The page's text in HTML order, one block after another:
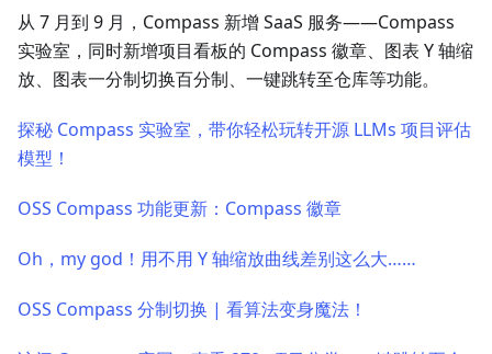
从 7 月到 9 月，Compass 新增 SaaS 服务——Compass
实验室，同时新增项目看板的 Compass 徽章、图表 Y 轴缩
放、图表一分制切换百分制、一键跳转至仓库等功能。
探秘 Compass 实验室，带你轻松玩转开源 LLMs 项目评估
模型！
OSS Compass 功能更新：Compass 徽章
Oh，my god！用不用 Y 轴缩放曲线差别这么大……
OSS Compass 分制切换 | 看算法变身魔法！